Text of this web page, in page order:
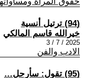
(94) ترتيل أنسية
خيرالله قاسم المالكي
2025 / 7 / 3
الادب والفن
(95) تقول: سأرحل…